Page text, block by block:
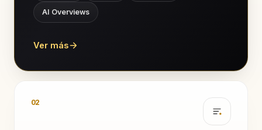
AI Overviews
Ver más
02